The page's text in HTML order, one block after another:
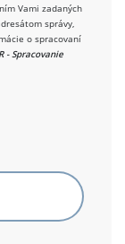
Vami zadaných
správy,
o spracovaní
- Spracovanie